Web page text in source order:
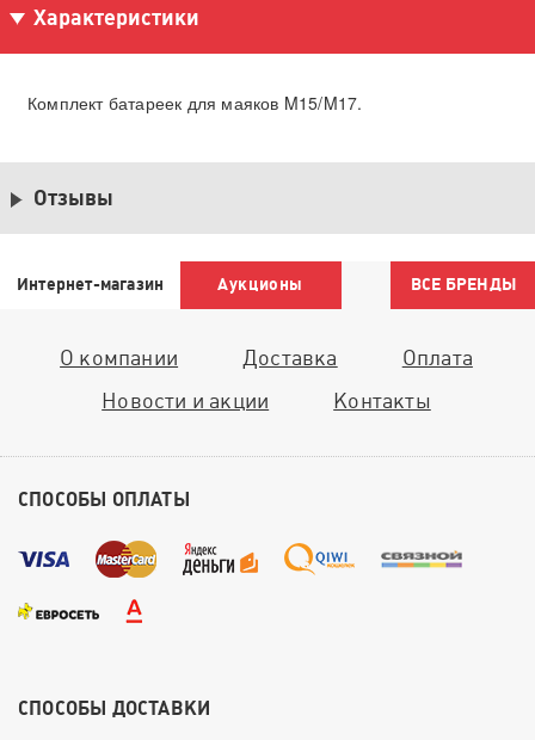
Характеристики
Комплект батареек для маяков M15/M17.
Отзывы
Интернет-магазин Аукционы ВСЕ БРЕНДЫ
О компании Доставка
Оплата
Новости и акции
Контакты
СПОСОБЫ ОПЛАТЫ
СПОСОБЫ ДОСТАВКИ